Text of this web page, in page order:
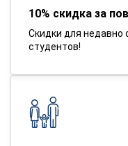
10% скидка за
Скидки для недавно
студентов!